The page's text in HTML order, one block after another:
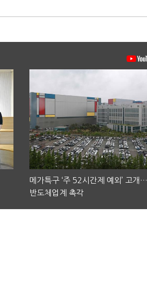
메가특구 ‘주 52시간제 예외’ 고개…
반도체업계 촉각